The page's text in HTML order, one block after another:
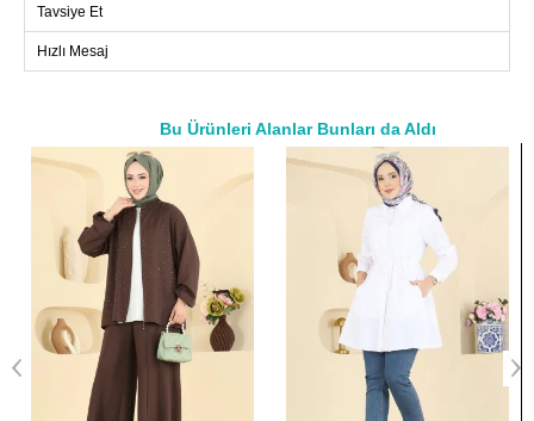
PANTOLON BEDEN
Beden
Boy
42-44
98
98
50-52
98
Tavsiye Et
Hızlı Mesaj
Bu Ürünleri Alanlar Bunları da Aldı